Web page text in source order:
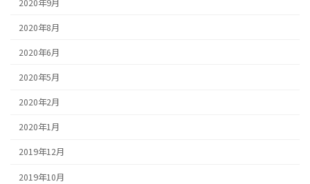
2020年9月
2020年8月
2020年6月
2020年5月
2020年2月
2020年1月
2019年12月
2019年10月